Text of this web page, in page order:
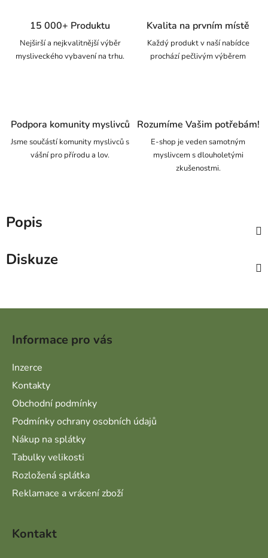
15 000+ Produktu
Nejširší a nejkvalitnější výběr
mysliveckého vybavení na trhu.
Kvalita na prvním místě
Každý produkt v naší nabídce
prochází pečlivým výběrem
Podpora komunity myslivců
Jsme součástí komunity myslivců s
vášní pro přírodu a lov.
Rozumíme Vašim potřebám!
E-shop je veden samotným
myslivcem s dlouholetými
zkušenostmi.
Popis
Diskuze
Informace pro vás
Inzerce
Kontakty
Obchodní podmínky
Podmínky ochrany osobních údajů
Nákup na splátky
Tabulky velikosti
Rozložená splátka
Reklamace a vrácení zboží
Kontakt